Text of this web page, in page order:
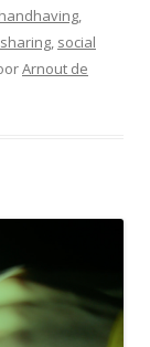
handhaving,
sharing, social
Arnout de